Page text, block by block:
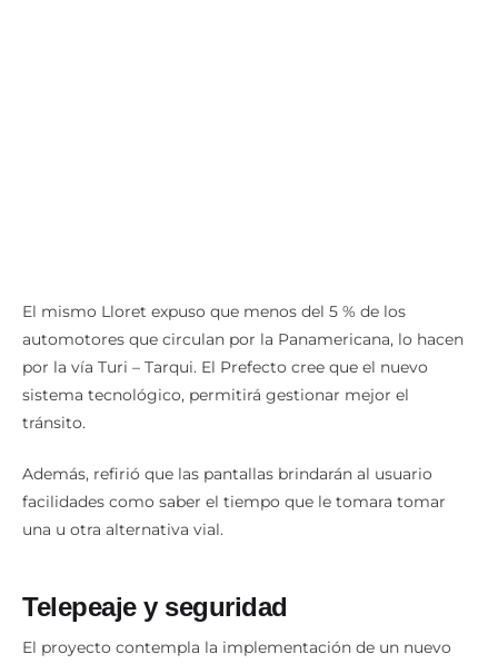
El mismo Lloret expuso que menos del 5 % de los
automotores que circulan por la Panamericana, lo hacen
por la vía Turi – Tarqui. El Prefecto cree que el nuevo
sistema tecnológico, permitirá gestionar mejor el
tránsito.
Además, refirió que las pantallas brindarán al usuario
facilidades como saber el tiempo que le tomara tomar
una u otra alternativa vial.
Telepeaje y seguridad
El proyecto contempla la implementación de un nuevo